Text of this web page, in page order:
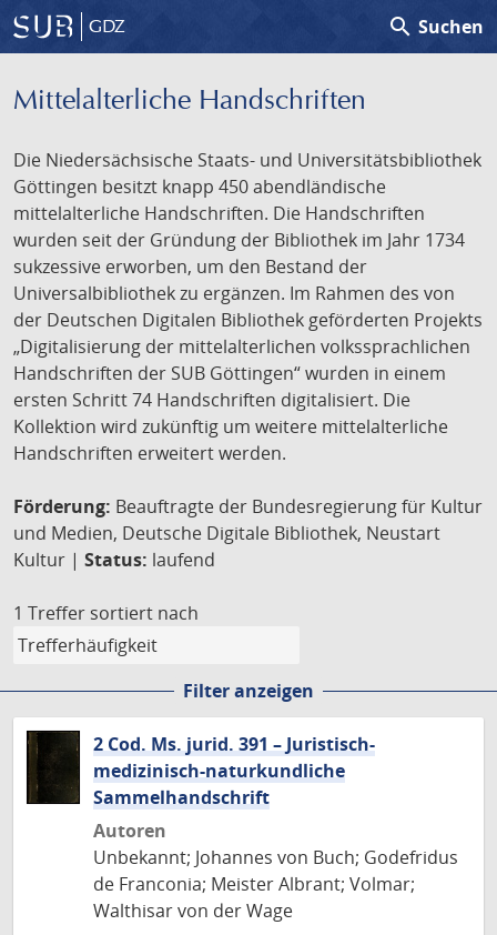
GDZ search Suchen
Mittelalterliche Handschriften
Die Niedersächsische Staats- und Universitätsbibliothek
Göttingen besitzt knapp 450 abendländische
mittelalterliche Handschriften. Die Handschriften
wurden seit der Gründung der Bibliothek im Jahr 1734
sukzessive erworben, um den Bestand der
Universalbibliothek zu ergänzen. Im Rahmen des von
der Deutschen Digitalen Bibliothek geförderten Projekts
„Digitalisierung der mittelalterlichen volkssprachlichen
Handschriften der SUB Göttingen“ wurden in einem
ersten Schritt 74 Handschriften digitalisiert. Die
Kollektion wird zukünftig um weitere mittelalterliche
Handschriften erweitert werden.
Förderung: Beauftragte der Bundesregierung für Kultur
und Medien, Deutsche Digitale Bibliothek, Neustart
Kultur | Status: laufend
1 Treffer sortiert nach
Filter anzeigen
2 Cod. Ms. jurid. 391 – Juristisch-
medizinisch-naturkundliche
Sammelhandschrift
Autoren
Unbekannt; Johannes von Buch; Godefridus
de Franconia; Meister Albrant; Volmar;
Walthisar von der Wage